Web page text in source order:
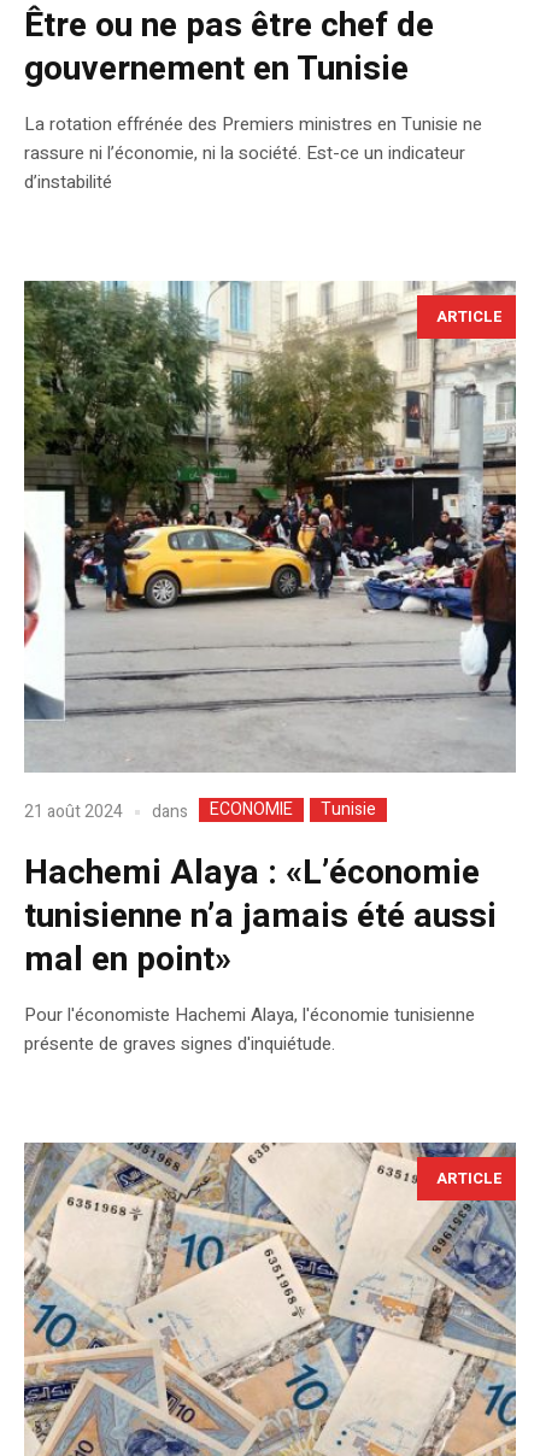
Être ou ne pas être chef de
gouvernement en Tunisie
La rotation effrénée des Premiers ministres en Tunisie ne
rassure ni l’économie, ni la société. Est-ce un indicateur
d’instabilité
ARTICLE
21 août 2024 dans ECONOMIE Tunisie
Hachemi Alaya : «L’économie
tunisienne n’a jamais été aussi
mal en point»
Pour l'économiste Hachemi Alaya, l'économie tunisienne
présente de graves signes d'inquiétude.
ARTICLE